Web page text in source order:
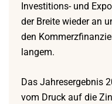
Investitions- und
der Breite wieder an
den
langem.
Das Jahresergebnis
vom Druck auf die